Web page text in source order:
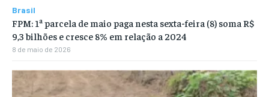
Brasil
FPM: 1ª parcela de maio paga nesta sexta-feira (8) soma R$
9,3 bilhões e cresce 8% em relação a 2024
8 de maio de 2026